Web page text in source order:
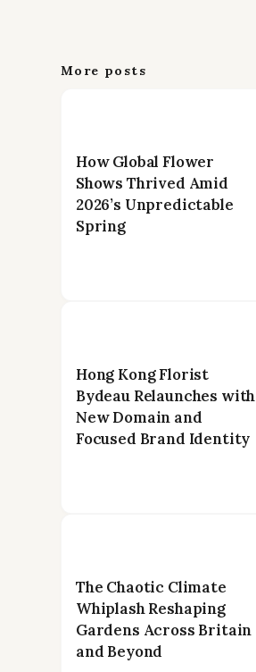
More posts
How Global Flower
Shows Thrived Amid
2026’s Unpredictable
Spring
Hong Kong Florist
Bydeau Relaunches with
New Domain and
Focused Brand Identity
The Chaotic Climate
Whiplash Reshaping
Gardens Across Britain
and Beyond